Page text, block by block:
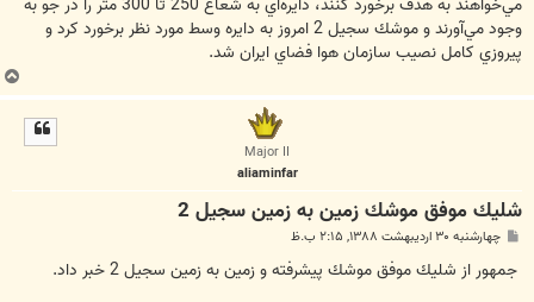
مي‌خواهند به هدف برخورد كنند، دايره‌اي به شعاع 250 تا 300 متر را در جو به
وجود مي‌آورند و موشك سجيل 2 امروز به دايره وسط مورد نظر برخورد كرد و
پيروزي كامل نصيب سازمان هوا فضاي ايران شد.
ب
ا
Major II
aliaminfar
شليك موفق موشك زمين به زمين سجيل 2
پ
ت
چهارشنبه ۳۰ اردیبهشت ۱۳۸۸, ۲:۱۵ ب.ظ
‌جمهور از شليك موفق موشك پيشرفته و زمين به زمين سجيل 2 خبر داد.